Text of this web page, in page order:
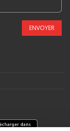
ENVOYER